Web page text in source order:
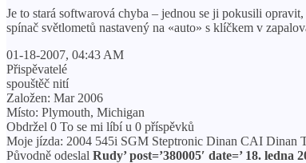
Je to stará softwarová chyba – jednou se ji pokusili
spínač světlometů nastavený na «auto» s klíčkem v
01-18-2007, 04:43 AM
Přispěvatelé
spouštěč nití
Založen: Mar 2006
Místo: Plymouth, Michigan
Obdržel 0 To se mi líbí u 0 příspěvků
Moje jízda: 2004 545i SGM Steptronic Dinan CAI Dinan
Původně odeslal Rudy’ post=’380005′ date=’ 18. ledna